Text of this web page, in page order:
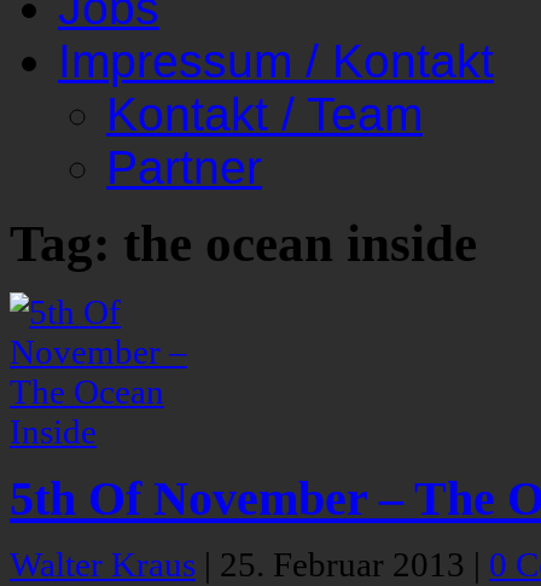
Impressum / Kontakt
Kontakt / Team
Partner
Tag: the ocean inside
5th Of November – The
Walter Kraus | 25. Februar 2013 | 0